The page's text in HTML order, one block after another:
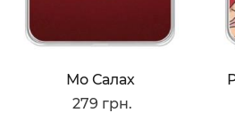
Мо Салах
279 грн.